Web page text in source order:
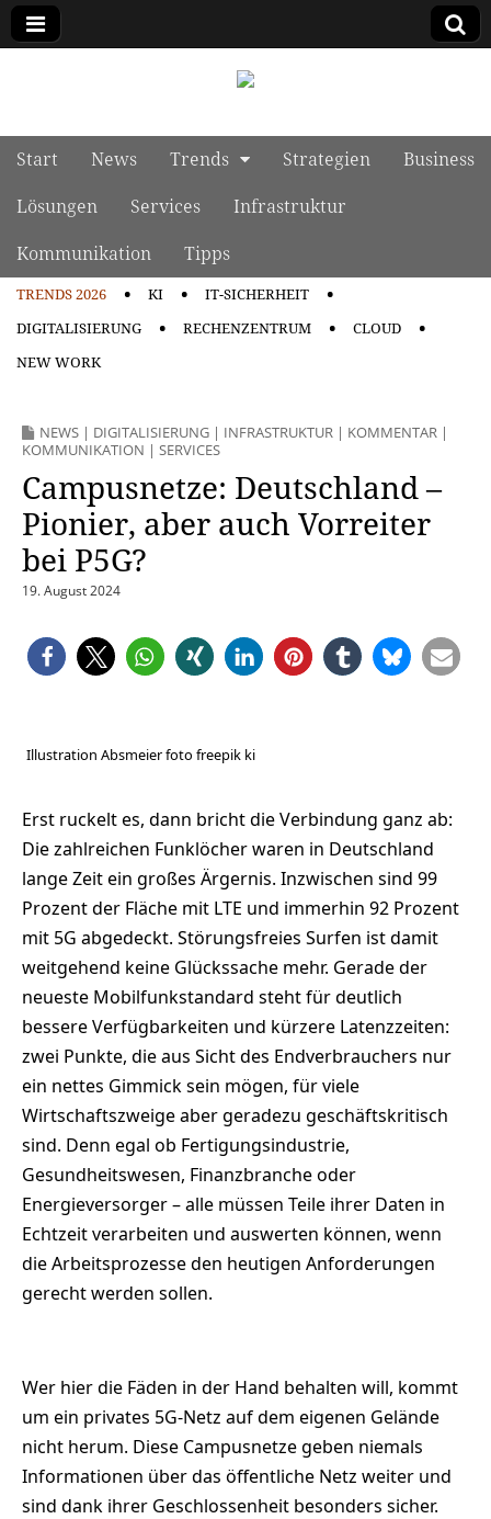
Main menu
Skip to content
Start News Trends Strategien
Business
Lösungen
Services
Infrastruktur
Kommunikation
Tipps
TRENDS 2026 KI
IT-SICHERHEIT
DIGITALISIERUNG
RECHENZENTRUM
CLOUD
NEW WORK
NEWS | DIGITALISIERUNG | INFRASTRUKTUR | KOMMENTAR |
KOMMUNIKATION | SERVICES
Campusnetze: Deutschland –
Pionier, aber auch Vorreiter
bei P5G?
19. August 2024
Illustration Absmeier foto freepik ki
Erst ruckelt es, dann bricht die Verbindung ganz ab:
Die zahlreichen Funklöcher waren in Deutschland
lange Zeit ein großes Ärgernis. Inzwischen sind 99
Prozent der Fläche mit LTE und immerhin 92 Prozent
mit 5G abgedeckt. Störungsfreies Surfen ist damit
weitgehend keine Glückssache mehr. Gerade der
neueste Mobilfunkstandard steht für deutlich
bessere Verfügbarkeiten und kürzere Latenzzeiten:
zwei Punkte, die aus Sicht des Endverbrauchers nur
ein nettes Gimmick sein mögen, für viele
Wirtschaftszweige aber geradezu geschäftskritisch
sind. Denn egal ob Fertigungsindustrie,
Gesundheitswesen, Finanzbranche oder
Energieversorger – alle müssen Teile ihrer Daten in
Echtzeit verarbeiten und auswerten können, wenn
die Arbeitsprozesse den heutigen Anforderungen
gerecht werden sollen.
Wer hier die Fäden in der Hand behalten will, kommt
um ein privates 5G-Netz auf dem eigenen Gelände
nicht herum. Diese Campusnetze geben niemals
Informationen über das öffentliche Netz weiter und
sind dank ihrer Geschlossenheit besonders sicher.